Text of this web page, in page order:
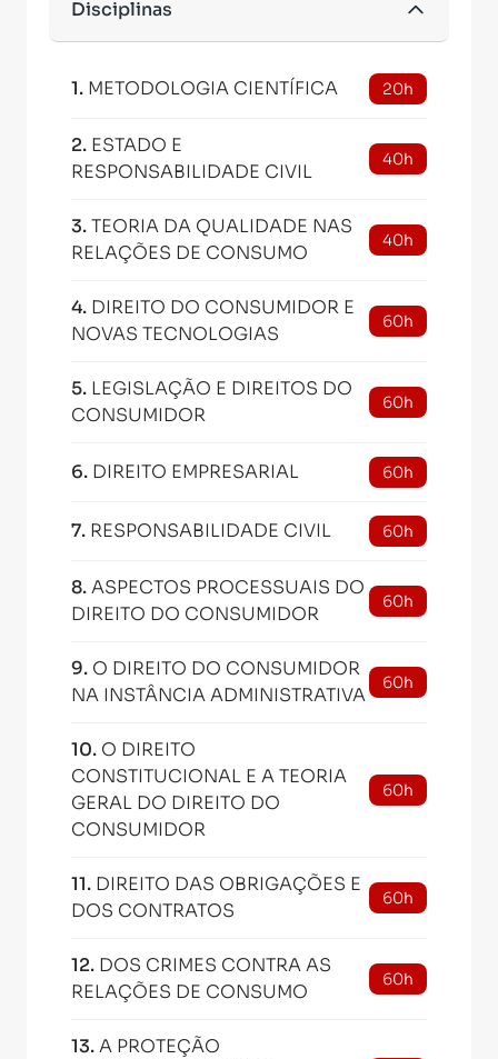
Disciplinas
1. METODOLOGIA CIENTÍFICA 20h
2. ESTADO E
RESPONSABILIDADE CIVIL
40h
3.TEORIA DA QUALIDADE NAS
RELAÇÕES DE CONSUMO
40h
4. DIREITO DO CONSUMIDOR E
NOVAS TECNOLOGIAS
60h
5. LEGISLAÇÃO E DIREITOS DO
CONSUMIDOR
60h
6. DIREITO EMPRESARIAL 60h
7. RESPONSABILIDADE CIVIL 60h
8.ASPECTOS PROCESSUAIS DO
DIREITO DO CONSUMIDOR
60h
9. O DIREITO DO CONSUMIDOR
NA INSTÂNCIA ADMINISTRATIVA
60h
10. O DIREITO
CONSTITUCIONAL E A TEORIA
GERAL DO DIREITO DO
CONSUMIDOR
60h
11. DIREITO DAS OBRIGAÇÕES E
DOS CONTRATOS
60h
12. DOS CRIMES CONTRA AS
RELAÇÕES DE CONSUMO
60h
13.A PROTEÇÃO